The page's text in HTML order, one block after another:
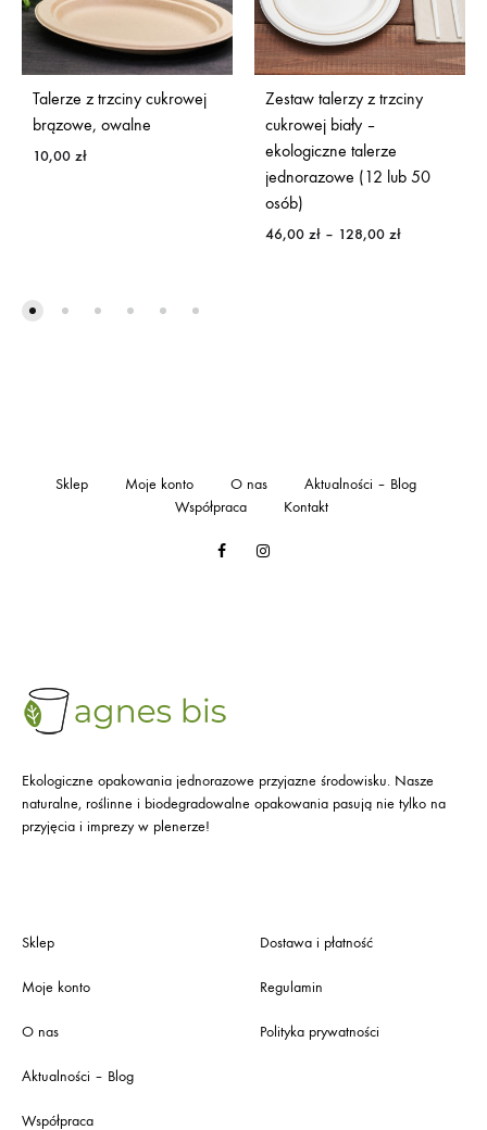
Talerze z trzciny cukrowej
brązowe, owalne
10,00 zł
Zestaw talerzy z trzciny
cukrowej biały –
ekologiczne talerze
jednorazowe (12 lub 50
osób)
46,00 zł – 128,00 złZakres
FacebookInstagram
Sklep Moje konto O nas
Aktualności – Blog
Współpraca
Kontakt
Ekologiczne opakowania jednorazowe przyjazne środowisku. Nasze
naturalne, roślinne i biodegradowalne opakowania pasują nie tylko na
przyjęcia i imprezy w plenerze!
Sklep
Moje konto
O nas
Aktualności – Blog
Współpraca
Dostawa i płatność
Regulamin
Polityka prywatności